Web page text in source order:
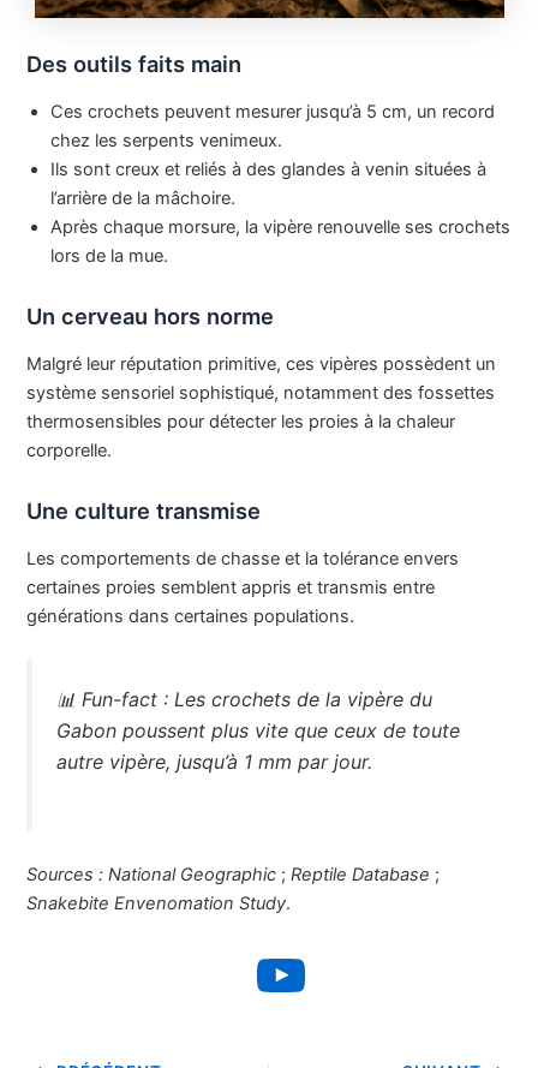
Des outils faits main
Ces crochets peuvent mesurer jusqu’à 5 cm, un record
chez les serpents venimeux.
Ils sont creux et reliés à des glandes à venin situées à
l’arrière de la mâchoire.
Après chaque morsure, la vipère renouvelle ses crochets
lors de la mue.
Un cerveau hors norme
Malgré leur réputation primitive, ces vipères possèdent un
système sensoriel sophistiqué, notamment des fossettes
thermosensibles pour détecter les proies à la chaleur
corporelle.
Une culture transmise
Les comportements de chasse et la tolérance envers
certaines proies semblent appris et transmis entre
générations dans certaines populations.
📊 Fun-fact : Les crochets de la vipère du
Gabon poussent plus vite que ceux de toute
autre vipère, jusqu’à 1 mm par jour.
Sources : National Geographic ;Reptile Database ;
Snakebite Envenomation Study.
YouTube